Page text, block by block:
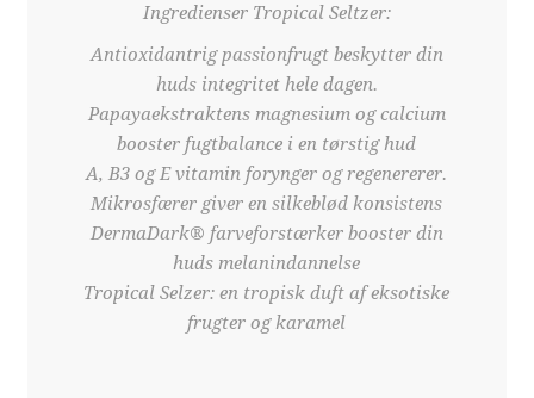
Ingredienser Tropical Seltzer:
Antioxidantrig passionfrugt beskytter din
huds integritet hele dagen.
Papayaekstraktens magnesium og calcium
booster fugtbalance i en tørstig hud
A, B3 og E vitamin forynger og regenererer.
Mikrosfærer giver en silkeblød konsistens
DermaDark® farveforstærker booster din
huds melanindannelse
Tropical Selzer: en tropisk duft af eksotiske
frugter og karamel